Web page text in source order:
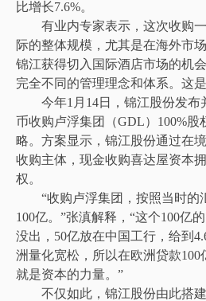
比增长7.6%。
有业内专家表示，这次收购一
际的整体规模，尤其是在海外市
锦江获得切入国际酒店市场的机
完全不同的管理理念和体系。这
今年1月14日，锦江股份发布
币收购卢浮集团（GDL）100%股
略。方案显示，锦江股份通过在
收购主体，现金收购喜达屋资本
权。
“收购卢浮集团，按照当时的
100亿。”张滇解释，“这个100亿
没出，50亿放在中国工行，给到
洲量化宽松，所以在欧洲贷款100
就是资本的力量。”
不仅如此，锦江股份由此搭建